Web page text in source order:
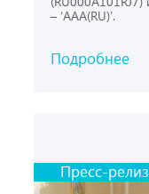
– ‘AAA(RU)’.
Подробнее
Пресс-релиз